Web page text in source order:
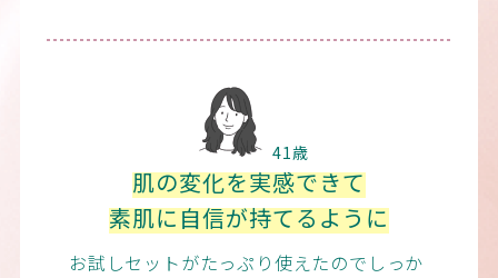
41歳
肌の変化を実感できて
素肌に自信が持てるように
お試しセットがたっぷり使えたのでしっか